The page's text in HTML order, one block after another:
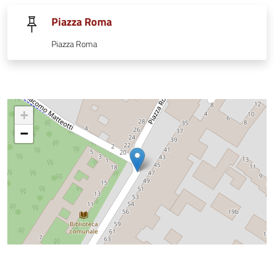
Piazza Roma
Piazza Roma
+
−